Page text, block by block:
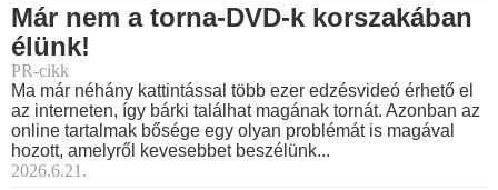
Már nem a torna-DVD-k korszakában
élünk!
PR-cikk
Ma már néhány kattintással több ezer edzésvideó érhető el
az interneten, így bárki találhat magának tornát. Azonban az
online tartalmak bősége egy olyan problémát is magával
hozott, amelyről kevesebbet beszélünk...
2026.6.21.